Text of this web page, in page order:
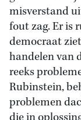
misverstand
fout zag. Er is
democraat
handelen van
reeks
Rubinstein,
problemen